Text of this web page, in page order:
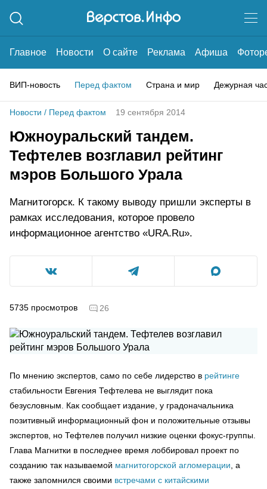
Главное Новости О сайте Реклама Афиша
ВИП-новость Перед фактом Страна и мир Дежурная
Новости / Перед фактом 19 сентября 2014
Южноуральский тандем.
Тефтелев возглавил рейтинг
мэров Большого Урала
Магнитогорск. К такому выводу пришли эксперты в
рамках исследования, которое провело
информационное агентство «URA.Ru».
5735 просмотров 26
По мнению экспертов, само по себе лидерство в рейтинге
стабильности Евгения Тефтелева не выглядит пока
безусловным. Как сообщает издание, у градоначальника
позитивный информационный фон и положительные отзывы
экспертов, но Тефтелев получил низкие оценки фокус-группы.
Глава Магнитки в последнее время лоббировал проект по
созданию так называемой магнитогорской агломерации , а
также запомнился своими встречами с китайскими